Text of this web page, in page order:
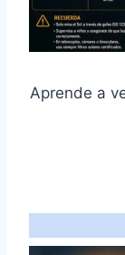
Aprende a